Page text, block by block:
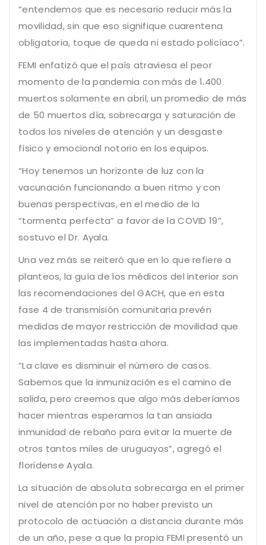
“entendemos que es necesario reducir más la
movilidad, sin que eso signifique cuarentena
obligatoria, toque de queda ni estado policíaco”.
FEMI enfatizó que el país atraviesa el peor
momento de la pandemia con más de 1.400
muertos solamente en abril, un promedio de más
de 50 muertos día, sobrecarga y saturación de
todos los niveles de atención y un desgaste
físico y emocional notorio en los equipos.
“Hoy tenemos un horizonte de luz con la
vacunación funcionando a buen ritmo y con
buenas perspectivas, en el medio de la
“tormenta perfecta” a favor de la COVID 19”,
sostuvo el Dr. Ayala.
Una vez más se reiteró que en lo que refiere a
planteos, la guía de los médicos del interior son
las recomendaciones del GACH, que en esta
fase 4 de transmisión comunitaria prevén
medidas de mayor restricción de movilidad que
las implementadas hasta ahora.
“La clave es disminuir el número de casos.
Sabemos que la inmunización es el camino de
salida, pero creemos que algo más deberíamos
hacer mientras esperamos la tan ansiada
inmunidad de rebaño para evitar la muerte de
otros tantos miles de uruguayos”, agregó el
floridense Ayala.
La situación de absoluta sobrecarga en el primer
nivel de atención por no haber previsto un
protocolo de actuación a distancia durante más
de un año, pese a que la propia FEMI presentó un